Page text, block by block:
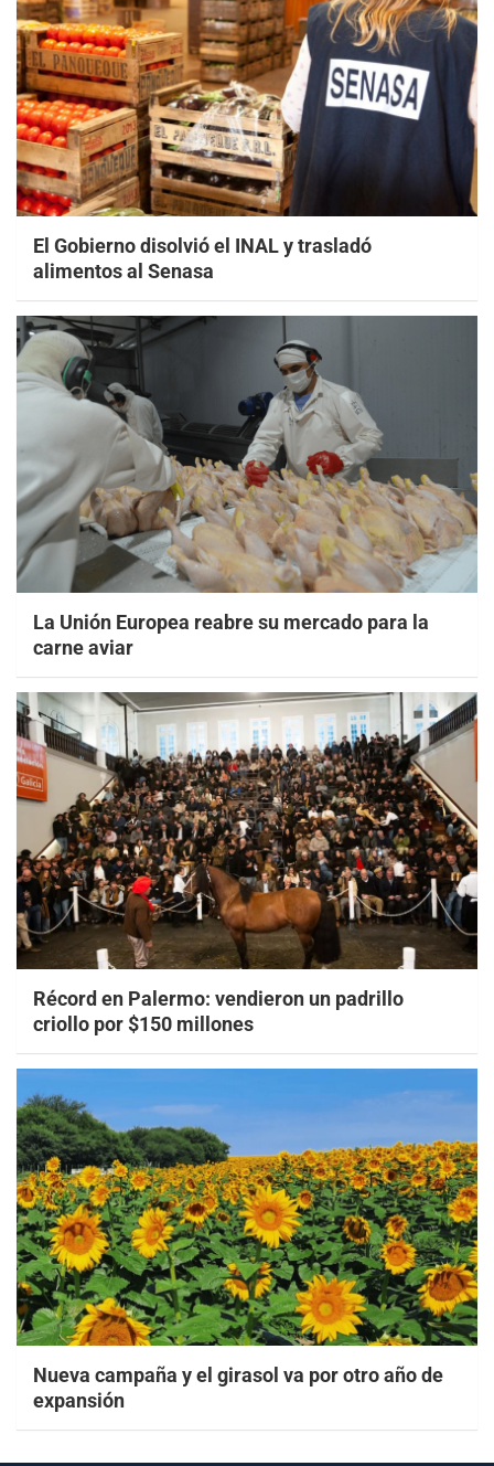
El Gobierno disolvió el INAL y trasladó
alimentos al Senasa
La Unión Europea reabre su mercado para la
carne aviar
Récord en Palermo: vendieron un padrillo
criollo por $150 millones
Nueva campaña y el girasol va por otro año de
expansión